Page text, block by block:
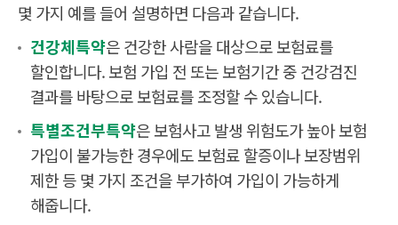
몇 가지 예를 들어 설명하면 다음과 같습니다.
건강체특약은 건강한 사람을 대상으로 보험료를
할인합니다. 보험 가입 전 또는 보험기간 중 건강검진
결과를 바탕으로 보험료를 조정할 수 있습니다.
특별조건부특약은 보험사고 발생 위험도가 높아 보험
가입이 불가능한 경우에도 보험료 할증이나 보장범위
제한 등 몇 가지 조건을 부가하여 가입이 가능하게
해줍니다.